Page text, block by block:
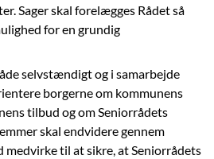
Sager skal forelægges Rådet så
for en grundig
selvstændigt og i samarbejde
borgerne om kommunens
tilbud og om Seniorrådets
skal endvidere gennem
til at sikre, at Seniorrådets